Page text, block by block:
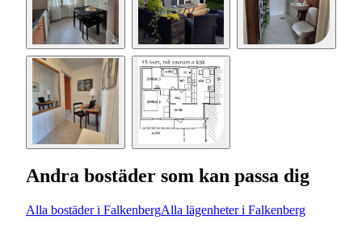
Andra bostäder som kan passa dig
Alla bostäder i FalkenbergAlla lägenheter i Falkenberg